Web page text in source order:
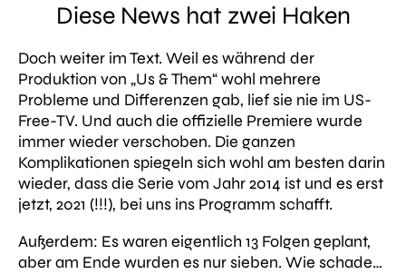
Diese News hat zwei Haken
Doch weiter im Text. Weil es während der
Produktion von „Us & Them“ wohl mehrere
Probleme und Differenzen gab, lief sie nie im US-
Free-TV. Und auch die offizielle Premiere wurde
immer wieder verschoben. Die ganzen
Komplikationen spiegeln sich wohl am besten darin
wieder, dass die Serie vom Jahr 2014 ist und es erst
jetzt, 2021 (!!!), bei uns ins Programm schafft.
Außerdem: Es waren eigentlich 13 Folgen geplant,
aber am Ende wurden es nur sieben. Wie schade…